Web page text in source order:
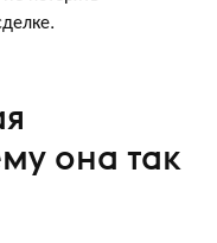
она так